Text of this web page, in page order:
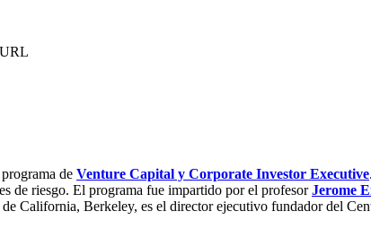
de Venture Capital y Corporate Investor Executive
de riesgo. El programa fue impartido por el profesorJerome
California, Berkeley, es el director ejecutivo fundador del